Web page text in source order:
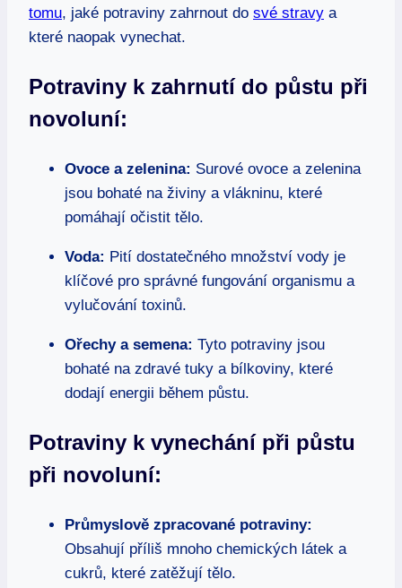
tomu, jaké potraviny zahrnout do své stravy a
které naopak vynechat.
Potraviny k zahrnutí do půstu při
novoluní:
Ovoce a zelenina: Surové ovoce a zelenina
jsou bohaté na živiny a vlákninu, které
pomáhají očistit tělo.
Voda: Pití dostatečného množství vody je
klíčové pro správné fungování organismu a
vylučování toxinů.
Ořechy a semena: Tyto potraviny jsou
bohaté na zdravé tuky a bílkoviny, které
dodají energii během půstu.
Potraviny k vynechání při půstu
při novoluní:
Průmyslově zpracované potraviny:
Obsahují příliš mnoho chemických látek a
cukrů, které zatěžují tělo.